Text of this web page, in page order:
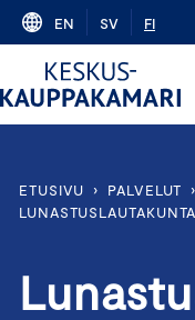
Skip
content
EN SV FI
ETUSIVU › PALVELUT ›
LUNASTUSLAUTAKUNTA